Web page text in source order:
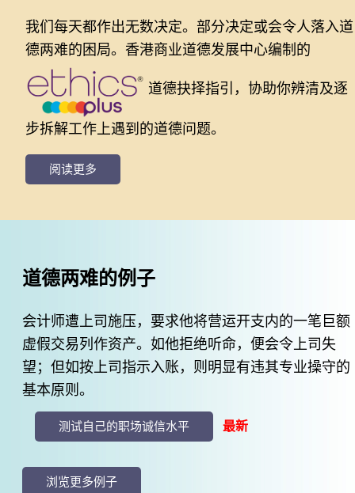
我们每天都作出无数决定。部分决定或会令人落入道
德两难的困局。香港商业道德发展中心编制的
道德抉择指引，协助你辨清及逐
步拆解工作上遇到的道德问题。
阅读更多
道德两难的例子
会计师遭上司施压，要求他将营运开支内的一笔巨额
虚假交易列作资产。如他拒绝听命，便会令上司失
望；但如按上司指示入账，则明显有违其专业操守的
基本原则。
测试自己的职场诚信水平 最新
浏览更多例子
ETHICS-
PLUS